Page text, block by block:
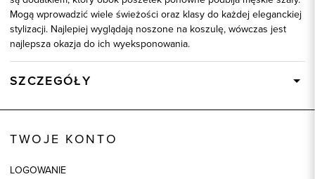
Mogą wprowadzić wiele świeżości oraz klasy do każdej eleganckiej
stylizacji. Najlepiej wyglądają noszone na koszulę, wówczas jest
najlepsza okazja do ich wyeksponowania.
SZCZEGÓŁY
TWOJE KONTO
LOGOWANIE